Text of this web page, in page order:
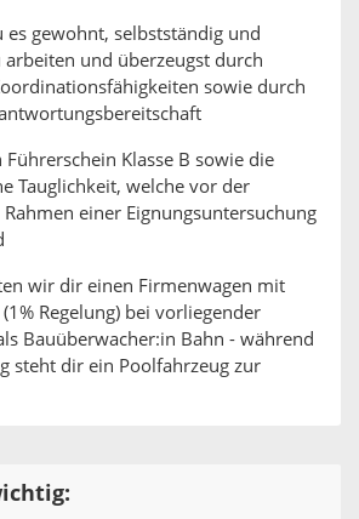
es gewohnt, selbstständig und
und überzeugst durch
sowie durch
Führerschein Klasse B sowie die
Tauglichkeit, welche vor der
einer Eignungsuntersuchung
wir dir einen Firmenwagen mit
Regelung) bei vorliegender
Bauüberwacher:in Bahn - während
steht dir ein Poolfahrzeug zur